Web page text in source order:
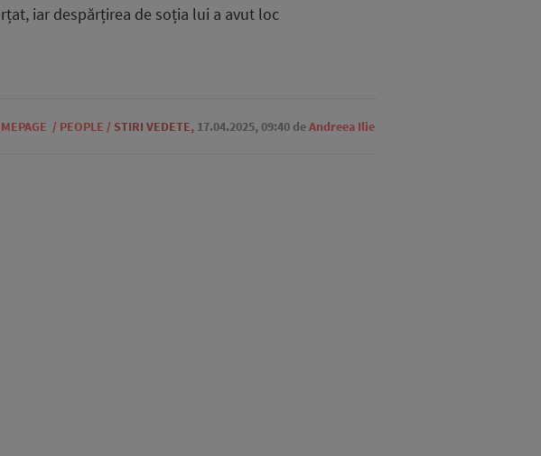
iar despărțirea de soția lui a avut loc
/ PEOPLE / STIRI VEDETE, 17.04.2025, 09:40 deAndreea Ilie